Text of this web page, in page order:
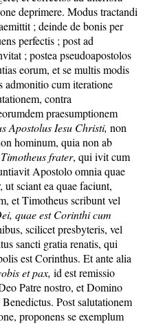
deprimere. Modus tractandi
; deinde de bonis per
perfectis ; post ad
; postea pseudoapostolos
eorum, et se multis modis
admonitio cum iteratione
contra
praesumptionem
Apostolus Iesu Christi, non
hominum, quia non ab
frater, qui ivit cum
Apostolo omnia quae
sciant ea quae faciunt,
et Timotheus scribunt vel
quae est Corinthi cum
scilicet presbyteris, vel
sancti gratia renatis, qui
est Corinthus. Et ante alia
et pax, id est remissio
Patre nostro, et Domino
Post salutationem
proponens se exemplum